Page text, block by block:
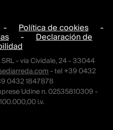
- Política de cookies -
- Declaración de
- via Cividale, 24 - 33044
- tel +39 0432
0432 1847878
Udine n. 02535810309 -
i.v.